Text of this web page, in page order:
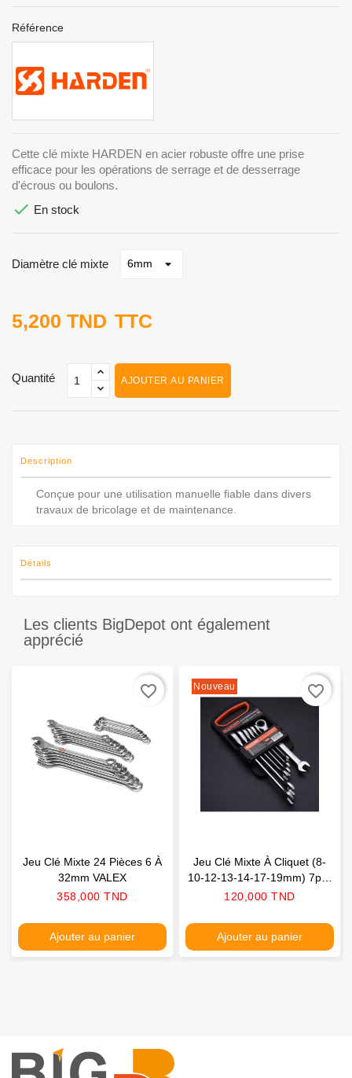
Référence
Cette clé mixte HARDEN en acier robuste offre une prise
efficace pour les opérations de serrage et de desserrage
d'écrous ou boulons.
 En stock
Diamètre clé mixte
5,200 TND TTC
Quantité AJOUTER AU PANIER
Description
Conçue pour une utilisation manuelle fiable dans divers
travaux de bricolage et de maintenance.
Détails
Les clients BigDepot ont également
apprécié
Jeu Clé Mixte 24 Pièces 6 À
32mm VALEX
Prix
358,000 TND
Ajouter au panier
favorite_border Nouveau
Jeu Clé Mixte À Cliquet (8-
10-12-13-14-17-19mm) 7pcs
HARDEN
Prix
120,000 TND
Ajouter au panier
favorite_border